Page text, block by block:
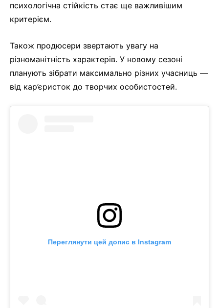
психологічна стійкість стає ще важливішим
критерієм.
Також продюсери звертають увагу на
різноманітність характерів. У новому сезоні
планують зібрати максимально різних учасниць —
від кар’єристок до творчих особистостей.
Переглянути цей допис в Instagram